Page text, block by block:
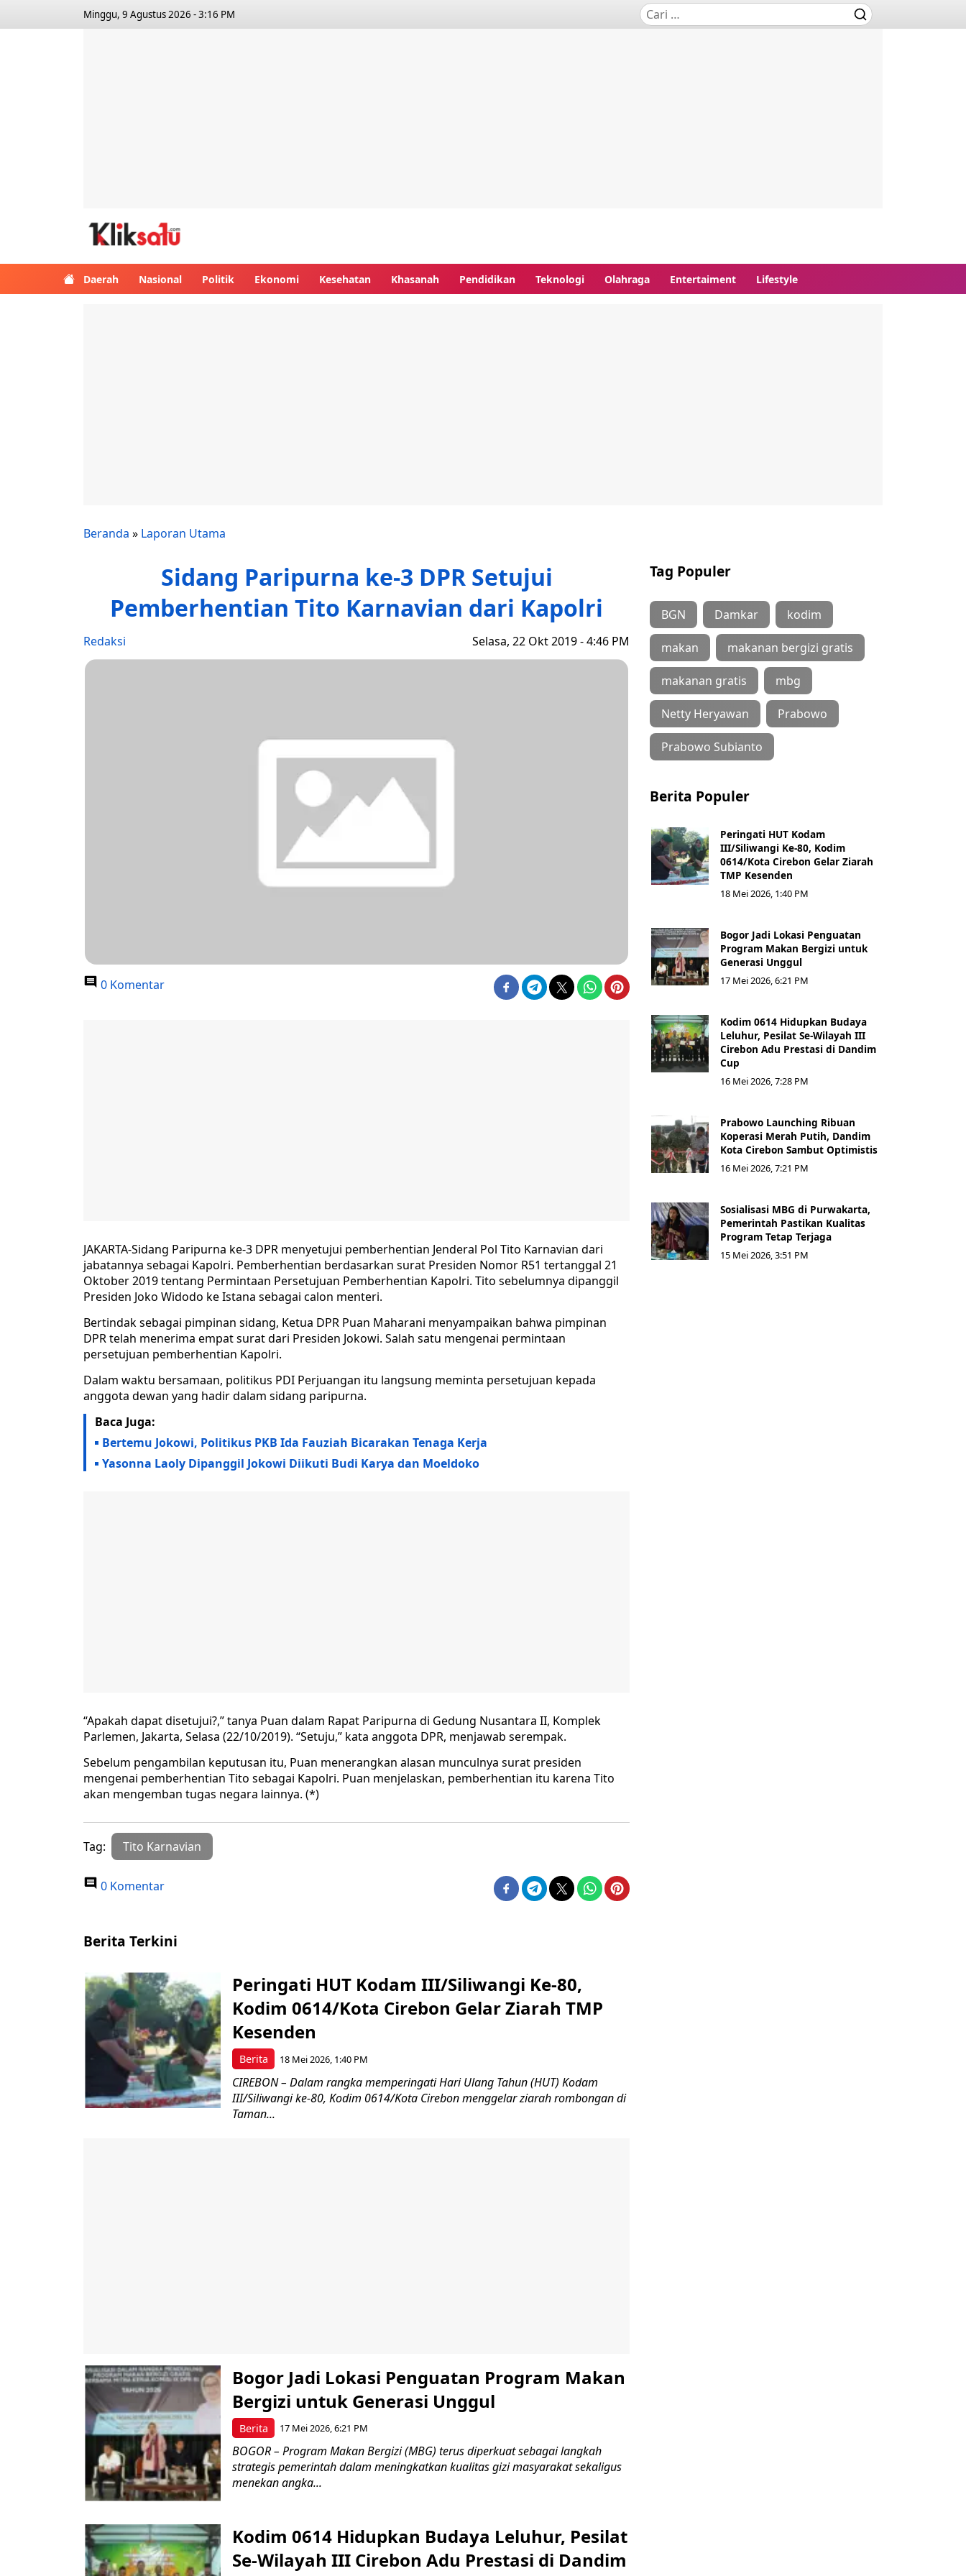
Minggu, 9 Agustus 2026 - 3:16 PM
Daerah Nasional Politik Ekonomi Kesehatan Khasanah Pendidikan Teknologi Olahraga Entertaiment Lifestyle
Beranda » Laporan Utama
Sidang Paripurna ke-3 DPR Setujui
Pemberhentian Tito Karnavian dari Kapolri
Redaksi Selasa, 22 Okt 2019 - 4:46 PM
0 Komentar
JAKARTA-Sidang Paripurna ke-3 DPR menyetujui pemberhentian Jenderal Pol Tito Karnavian dari
jabatannya sebagai Kapolri. Pemberhentian berdasarkan surat Presiden Nomor R51 tertanggal 21
Oktober 2019 tentang Permintaan Persetujuan Pemberhentian Kapolri. Tito sebelumnya dipanggil
Presiden Joko Widodo ke Istana sebagai calon menteri.
Bertindak sebagai pimpinan sidang, Ketua DPR Puan Maharani menyampaikan bahwa pimpinan
DPR telah menerima empat surat dari Presiden Jokowi. Salah satu mengenai permintaan
persetujuan pemberhentian Kapolri.
Dalam waktu bersamaan, politikus PDI Perjuangan itu langsung meminta persetujuan kepada
anggota dewan yang hadir dalam sidang paripurna.
Baca Juga:
Bertemu Jokowi, Politikus PKB Ida Fauziah Bicarakan Tenaga Kerja
Yasonna Laoly Dipanggil Jokowi Diikuti Budi Karya dan Moeldoko
“Apakah dapat disetujui?,” tanya Puan dalam Rapat Paripurna di Gedung Nusantara II, Komplek
Parlemen, Jakarta, Selasa (22/10/2019). “Setuju,” kata anggota DPR, menjawab serempak.
Sebelum pengambilan keputusan itu, Puan menerangkan alasan munculnya surat presiden
mengenai pemberhentian Tito sebagai Kapolri. Puan menjelaskan, pemberhentian itu karena Tito
akan mengemban tugas negara lainnya. (*)
Tag: Tito Karnavian
0 Komentar
Tag Populer
BGN Damkar kodim
makan makanan bergizi gratis
makanan gratis mbg
Netty Heryawan Prabowo
Prabowo Subianto
Berita Populer
Peringati HUT Kodam
III/Siliwangi Ke-80, Kodim
0614/Kota Cirebon Gelar Ziarah
TMP Kesenden
18 Mei 2026, 1:40 PM
Bogor Jadi Lokasi Penguatan
Program Makan Bergizi untuk
Generasi Unggul
17 Mei 2026, 6:21 PM
Kodim 0614 Hidupkan Budaya
Leluhur, Pesilat Se-Wilayah III
Cirebon Adu Prestasi di Dandim
Cup
16 Mei 2026, 7:28 PM
Prabowo Launching Ribuan
Koperasi Merah Putih, Dandim
Kota Cirebon Sambut Optimistis
16 Mei 2026, 7:21 PM
Sosialisasi MBG di Purwakarta,
Pemerintah Pastikan Kualitas
Program Tetap Terjaga
15 Mei 2026, 3:51 PM
Berita Terkini
Berita
Peringati HUT Kodam III/Siliwangi Ke-80,
Kodim 0614/Kota Cirebon Gelar Ziarah TMP
Kesenden
18 Mei 2026, 1:40 PM
CIREBON – Dalam rangka memperingati Hari Ulang Tahun (HUT) Kodam
III/Siliwangi ke-80, Kodim 0614/Kota Cirebon menggelar ziarah rombongan di
Taman...
Berita
Bogor Jadi Lokasi Penguatan Program Makan
Bergizi untuk Generasi Unggul
17 Mei 2026, 6:21 PM
BOGOR – Program Makan Bergizi (MBG) terus diperkuat sebagai langkah
strategis pemerintah dalam meningkatkan kualitas gizi masyarakat sekaligus
menekan angka...
Kodim 0614 Hidupkan Budaya Leluhur, Pesilat
Se-Wilayah III Cirebon Adu Prestasi di Dandim